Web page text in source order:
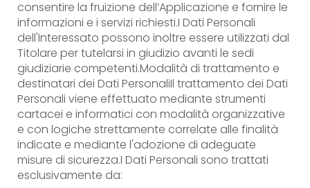
consentire la fruizione dell’Applicazione e fornire le
informazioni e i servizi richiesti.I Dati Personali
dell'Interessato possono inoltre essere utilizzati dal
Titolare per tutelarsi in giudizio avanti le sedi
giudiziarie competenti.Modalità di trattamento e
destinatari dei Dati PersonaliIl trattamento dei Dati
Personali viene effettuato mediante strumenti
cartacei e informatici con modalità organizzative
e con logiche strettamente correlate alle finalità
indicate e mediante l'adozione di adeguate
misure di sicurezza.I Dati Personali sono trattati
esclusivamente da: